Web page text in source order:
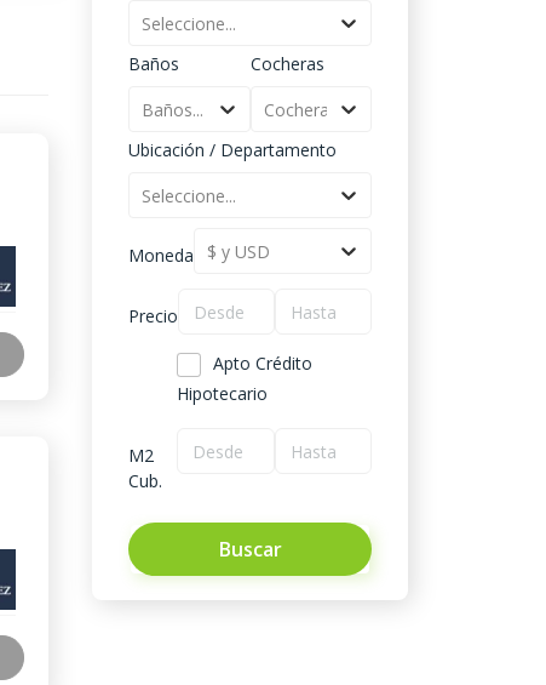
Seleccione...
Baños
Baños...
Cocheras
Cocheras...
Ubicación / Departamento
Seleccione...
Moneda $ y USD
Precio
Apto Crédito
Hipotecario
M2
Cub.
Buscar